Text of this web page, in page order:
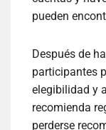
pueden
Después de
participantes
elegibilidad y
recomienda
perderse